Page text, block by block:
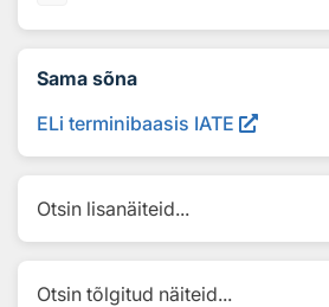
Sama sõna
ELi terminibaasis IATE
Otsin lisanäiteid...
Otsin tõlgitud näiteid...